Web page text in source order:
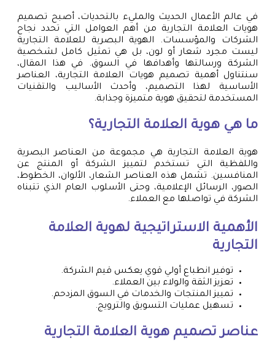
في عالم الأعمال الحديث والمليء بالتحديات، أصبح تصميم
هويات العلامة التجارية من أهم العوامل التي تحدد نجاح
الشركات والمؤسسات. الهوية البصرية للعلامة التجارية
ليست مجرد شعار أو لون، بل هي تمثيل كامل لشخصية
الشركة ورسالتها وأهدافها في السوق. في هذا المقال،
سنتناول أهمية تصميم هويات العلامة التجارية، العناصر
الأساسية لهذا التصميم، وأحدث الأساليب والتقنيات
المستخدمة لتحقيق هوية متميزة وجذابة.
ما هي هوية العلامة التجارية؟
هوية العلامة التجارية هي مجموعة من العناصر البصرية
واللفظية التي تستخدم لتمييز الشركة أو المنتج عن
المنافسين. تشمل هذه العناصر الشعار، الألوان، الخطوط،
الصور، الرسائل الإعلامية، وحتى الأسلوب العام الذي تتبناه
الشركة في تواصلها مع العملاء.
الأهمية الاستراتيجية لهوية العلامة
التجارية
توفير انطباع أولي قوي يعكس قيم الشركة.
تعزيز الثقة والولاء بين العملاء.
تمييز المنتجات والخدمات في السوق المزدحم.
تسهيل عمليات التسويق والترويج.
عناصر تصميم هوية العلامة التجارية